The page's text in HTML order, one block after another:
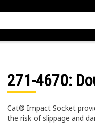
271-4670:
Cat® Impact Socket
the risk of slippage and